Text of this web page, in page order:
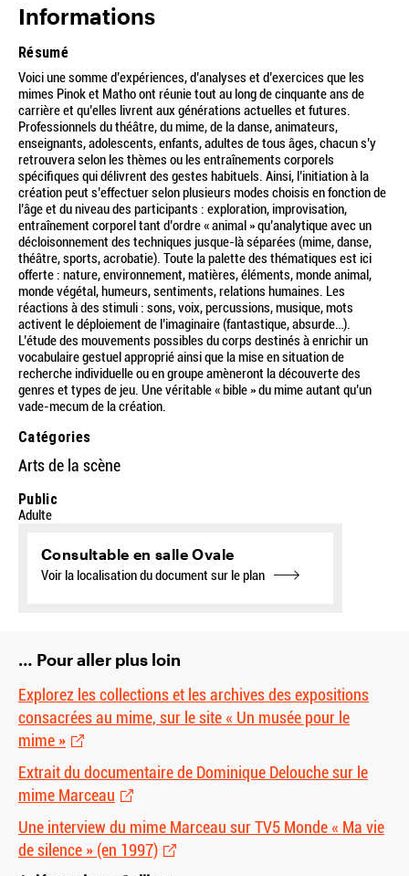
Informations
Résumé
Voici une somme d’expériences, d’analyses et d’exercices que les
mimes Pinok et Matho ont réunie tout au long de cinquante ans de
carrière et qu’elles livrent aux générations actuelles et futures.
Professionnels du théâtre, du mime, de la danse, animateurs,
enseignants, adolescents, enfants, adultes de tous âges, chacun s’y
retrouvera selon les thèmes ou les entraînements corporels
spécifiques qui délivrent des gestes habituels. Ainsi, l’initiation à la
création peut s’effectuer selon plusieurs modes choisis en fonction de
l’âge et du niveau des participants : exploration, improvisation,
entraînement corporel tant d’ordre « animal » qu’analytique avec un
décloisonnement des techniques jusque-là séparées (mime, danse,
théâtre, sports, acrobatie). Toute la palette des thématiques est ici
offerte : nature, environnement, matières, éléments, monde animal,
monde végétal, humeurs, sentiments, relations humaines. Les
réactions à des stimuli : sons, voix, percussions, musique, mots
activent le déploiement de l’imaginaire (fantastique, absurde…).
L’étude des mouvements possibles du corps destinés à enrichir un
vocabulaire gestuel approprié ainsi que la mise en situation de
recherche individuelle ou en groupe amèneront la découverte des
genres et types de jeu. Une véritable « bible » du mime autant qu’un
vade-mecum de la création.
Catégories
Arts de la scène
Public
Adulte
Consultable en salle Ovale
Voir la localisation du document sur le plan
… Pour aller plus loin
Explorez les collections et les archives des expositions
consacrées au mime, sur le site « Un musée pour le
mime »
Extrait du documentaire de Dominique Delouche sur le
mime Marceau
Une interview du mime Marceau sur TV5 Monde « Ma vie
de silence » (en 1997)